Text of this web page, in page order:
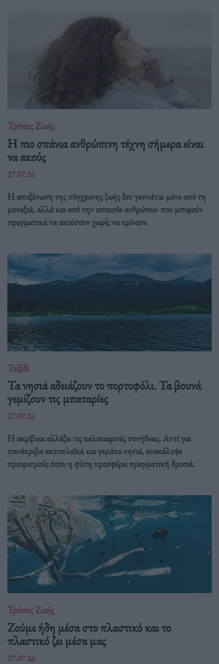
Τρόπος Ζωής
Η πιο σπάνια ανθρώπινη τέχνη σήμερα είναι
να ακούς
27.07.26
Η αποξένωση της σύγχρονης ζωής δεν γεννιέται μόνο από τη
μοναξιά, αλλά και από την απουσία ανθρώπων που μπορούν
πραγματικά να ακούσουν χωρίς να κρίνουν.
Ταξίδι
Τα νησιά αδειάζουν το πορτοφόλι. Τα βουνά
γεμίζουν τις μπαταρίες
27.07.26
Η ακρίβεια αλλάζει τις καλοκαιρινές συνήθειες. Αντί για
πανάκριβα ακτοπλοϊκά και γεμάτα νησιά, ανακάλυψε
προορισμούς όπου η φύση προσφέρει πραγματική δροσιά.
Τρόπος Ζωής
Ζούμε ήδη μέσα στο πλαστικό και το
πλαστικό ζει μέσα μας
27.07.26